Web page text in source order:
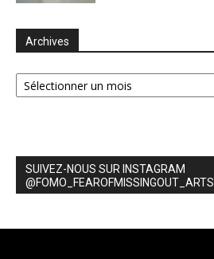
Archives
Archives
SUIVEZ-NOUS SUR INSTAGRAM
@FOMO_FEAROFMISSINGOUT_ARTS